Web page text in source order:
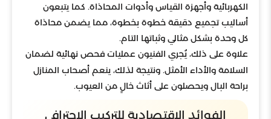
الكهربائية وأجهزة القياس وأدوات المحاذاة. كما يتبعون
أساليب تجميع دقيقة خطوة بخطوة، مما يضمن محاذاة
كل وحدة بشكل مثالي وثباتها التام.
علاوة على ذلك، يُجري الفنيون عمليات فحص نهائية لضمان
السلامة والأداء الأمثل. ونتيجة لذلك، ينعم أصحاب المنازل
براحة البال ويحصلون على أثاث خالٍ من العيوب.
الفوائد الاقتصادية للتركيب الاحترافي